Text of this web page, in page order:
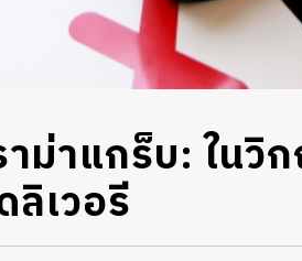
ม่าแกร็บ: ในวิ
เวอรี